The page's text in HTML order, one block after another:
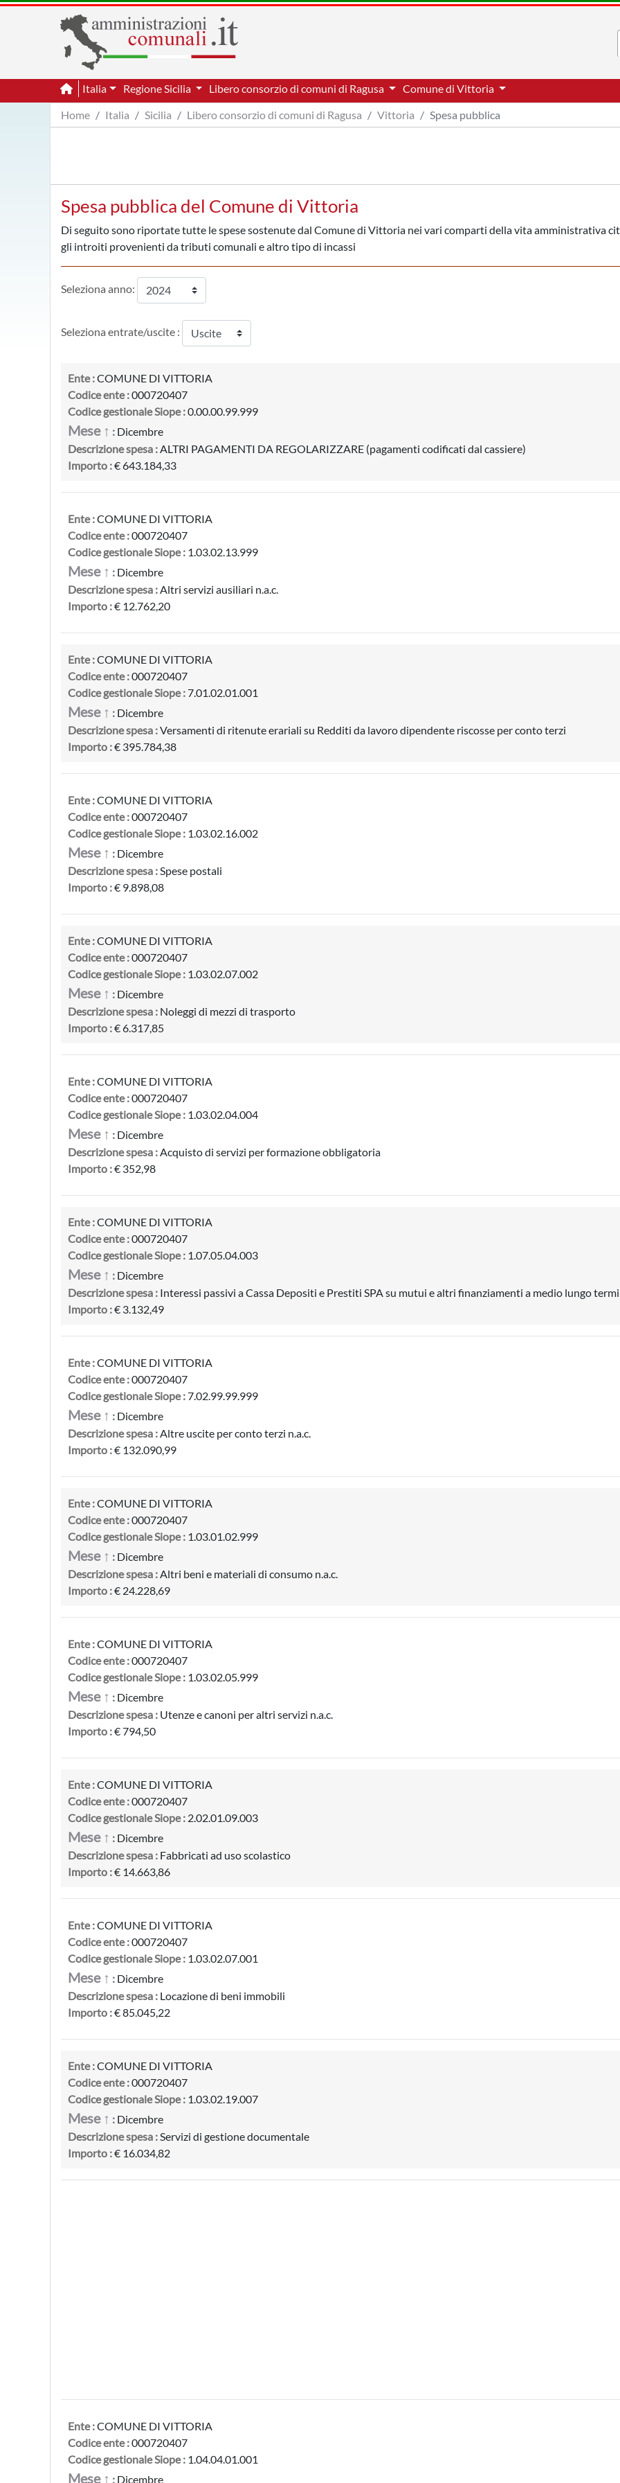
Italia Regione Sicilia Libero consorzio di comuni di Ragusa
Comune di Vittoria
Home
Italia Sicilia Libero consorzio di comuni di Ragusa Vittoria Spesa pubblica
Spesa pubblica del Comune di Vittoria
Di seguito sono riportate tutte le spese sostenute dal Comune di Vittoria nei vari comparti della vita amministrativa
gli introiti provenienti da tributi comunali e altro tipo di incassi
Seleziona anno:
Seleziona entrate/uscite :
Ente :COMUNE DI VITTORIA
Codice ente :000720407
Codice gestionale Siope :0.00.00.99.999
Mese ↑ : Dicembre
Descrizione spesa :ALTRI PAGAMENTI DA REGOLARIZZARE (pagamenti codificati dal cassiere)
Importo :€ 643.184,33
Ente :COMUNE DI VITTORIA
Codice ente :000720407
Codice gestionale Siope : 1.03.02.13.999
Mese ↑ : Dicembre
Descrizione spesa :Altri servizi ausiliari n.a.c.
Importo :€ 12.762,20
Ente :COMUNE DI VITTORIA
Codice ente :000720407
Codice gestionale Siope :7.01.02.01.001
Mese ↑ : Dicembre
Descrizione spesa :Versamenti di ritenute erariali su Redditi da lavoro dipendente riscosse per conto terzi
Importo :€ 395.784,38
Ente :COMUNE DI VITTORIA
Codice ente :000720407
Codice gestionale Siope : 1.03.02.16.002
Mese ↑ : Dicembre
Descrizione spesa :Spese postali
Importo :€ 9.898,08
Ente :COMUNE DI VITTORIA
Codice ente :000720407
Codice gestionale Siope : 1.03.02.07.002
Mese ↑ : Dicembre
Descrizione spesa : Noleggi di mezzi di trasporto
Importo :€ 6.317,85
Ente :COMUNE DI VITTORIA
Codice ente :000720407
Codice gestionale Siope : 1.03.02.04.004
Mese ↑ : Dicembre
Descrizione spesa :Acquisto di servizi per formazione obbligatoria
Importo :€ 352,98
Ente :COMUNE DI VITTORIA
Codice ente :000720407
Codice gestionale Siope : 1.07.05.04.003
Mese ↑ : Dicembre
Descrizione spesa : Interessi passivi a Cassa Depositi e Prestiti SPA su mutui e altri finanziamenti a medio lungo
Importo :€ 3.132,49
Ente :COMUNE DI VITTORIA
Codice ente :000720407
Codice gestionale Siope :7.02.99.99.999
Mese ↑ : Dicembre
Descrizione spesa :Altre uscite per conto terzi n.a.c.
Importo :€ 132.090,99
Ente :COMUNE DI VITTORIA
Codice ente :000720407
Codice gestionale Siope : 1.03.01.02.999
Mese ↑ : Dicembre
Descrizione spesa :Altri beni e materiali di consumo n.a.c.
Importo :€ 24.228,69
Ente :COMUNE DI VITTORIA
Codice ente :000720407
Codice gestionale Siope : 1.03.02.05.999
Mese ↑ : Dicembre
Descrizione spesa : Utenze e canoni per altri servizi n.a.c.
Importo :€ 794,50
Ente :COMUNE DI VITTORIA
Codice ente :000720407
Codice gestionale Siope : 2.02.01.09.003
Mese ↑ : Dicembre
Descrizione spesa : Fabbricati ad uso scolastico
Importo :€ 14.663,86
Ente :COMUNE DI VITTORIA
Codice ente :000720407
Codice gestionale Siope : 1.03.02.07.001
Mese ↑ : Dicembre
Descrizione spesa : Locazione di beni immobili
Importo :€ 85.045,22
Ente :COMUNE DI VITTORIA
Codice ente :000720407
Codice gestionale Siope : 1.03.02.19.007
Mese ↑ : Dicembre
Descrizione spesa :Servizi di gestione documentale
Importo :€ 16.034,82
Ente :COMUNE DI VITTORIA
Codice ente :000720407
Codice gestionale Siope : 1.04.04.01.001
Mese ↑ : Dicembre